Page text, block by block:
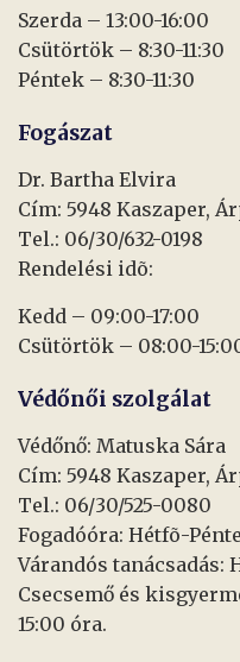
Szerda – 13:00-16:00
Csütörtök – 8:30-11:30
Péntek – 8:30-11:30
Fogászat
Dr. Bartha Elvira
Cím: 5948 Kaszaper,
Tel.: 06/30/632-0198
Rendelési idõ:
Kedd – 09:00-17:00
Csütörtök – 08:00-
Védőnői szolgálat
Védőnő: Matuska Sára
Cím: 5948 Kaszaper,
Tel.: 06/30/525-0080
Fogadóóra: Hétfõ-
Várandós tanácsadás:
Csecsemő és
15:00 óra.